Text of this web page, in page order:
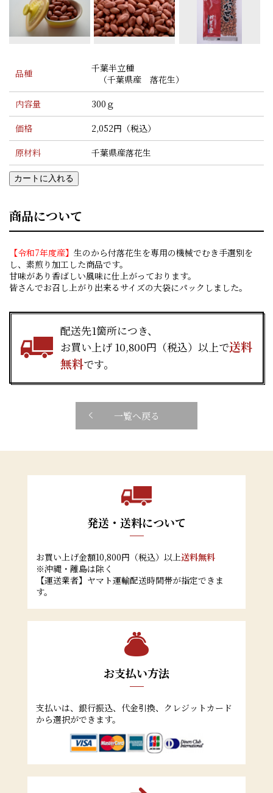
品種
千葉半立種
（千葉県産 落花生）
内容量
300ｇ
価格
2,052円（税込）
原材料
千葉県産落花生
カートに入れる
商品について
【令和7年度産】 生のから付落花生を専用の機械でむき手選別を
し、素煎り加工した商品です。
甘味があり香ばしい風味に仕上がっております。
皆さんでお召し上がり出来るサイズの大袋にパックしました。
配送先1箇所につき、
お買い上げ 10,800円（税込）以上で送料
無料です。
一覧へ戻る
発送・送料について
お買い上げ金額10,800円（税込）以上送料無料
※沖縄・離島は除く
【運送業者】ヤマト運輸配送時間帯が指定できま
す。
お支払い方法
支払いは、銀行振込、代金引換、クレジットカード
から選択ができます。